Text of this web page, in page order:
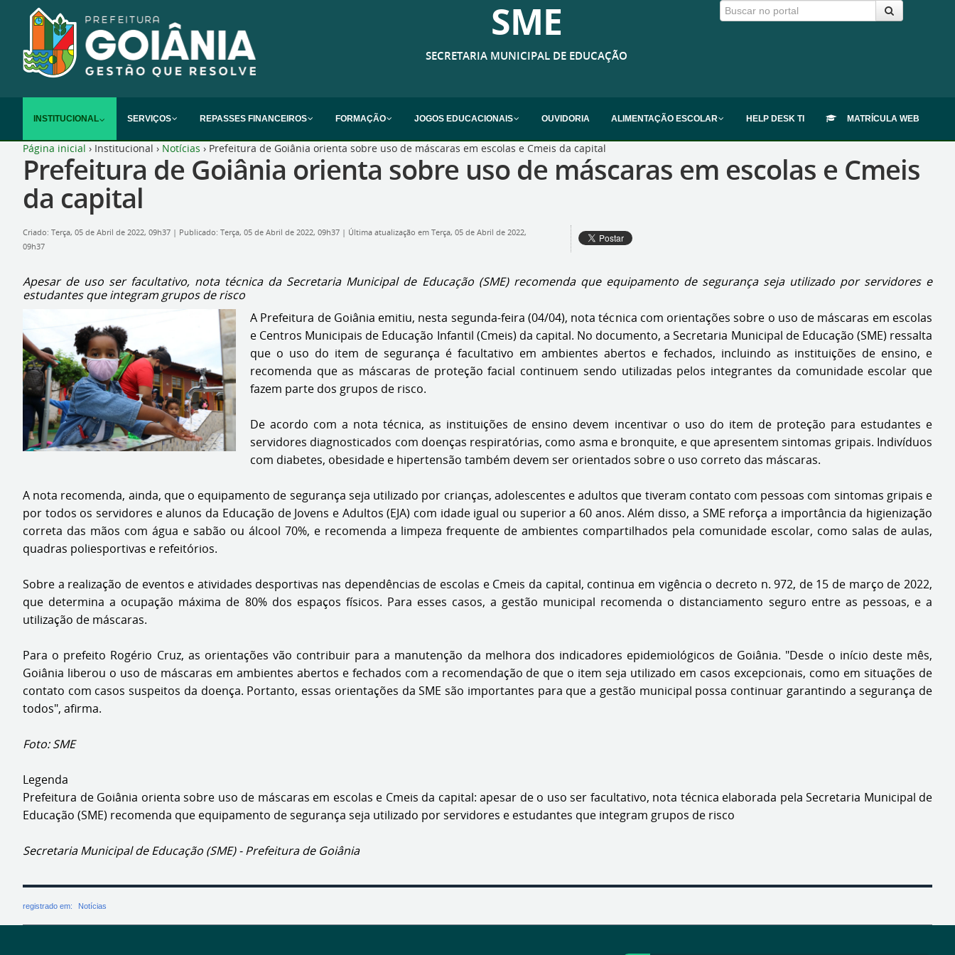
SME
SECRETARIA MUNICIPAL DE EDUCAÇÃO
INSTITUCIONAL SERVIÇOS REPASSES FINANCEIROS FORMAÇÃO JOGOS EDUCACIONAIS OUVIDORIA ALIMENTAÇÃO ESCOLAR HELP DESK TI MATRÍCULA WEB
Página inicial › Institucional › Notícias › Prefeitura de Goiânia orienta sobre uso de máscaras em escolas e Cmeis da capital
Prefeitura de Goiânia orienta sobre uso de máscaras em escolas e Cmeis
da capital
Criado: Terça, 05 de Abril de 2022, 09h37 | Publicado: Terça, 05 de Abril de 2022, 09h37 | Última atualização em Terça, 05 de Abril de 2022,
09h37
Apesar de uso ser facultativo, nota técnica da Secretaria Municipal de Educação (SME) recomenda que equipamento de segurança seja utilizado por servidores e
estudantes que integram grupos de risco
A Prefeitura de Goiânia emitiu, nesta segunda-feira (04/04), nota técnica com orientações sobre o uso de máscaras em escolas
e Centros Municipais de Educação Infantil (Cmeis) da capital. No documento, a Secretaria Municipal de Educação (SME) ressalta
que o uso do item de segurança é facultativo em ambientes abertos e fechados, incluindo as instituições de ensino, e
recomenda que as máscaras de proteção facial continuem sendo utilizadas pelos integrantes da comunidade escolar que
fazem parte dos grupos de risco.
De acordo com a nota técnica, as instituições de ensino devem incentivar o uso do item de proteção para estudantes e
servidores diagnosticados com doenças respiratórias, como asma e bronquite, e que apresentem sintomas gripais. Indivíduos
com diabetes, obesidade e hipertensão também devem ser orientados sobre o uso correto das máscaras.
A nota recomenda, ainda, que o equipamento de segurança seja utilizado por crianças, adolescentes e adultos que tiveram contato com pessoas com sintomas gripais e
por todos os servidores e alunos da Educação de Jovens e Adultos (EJA) com idade igual ou superior a 60 anos. Além disso, a SME reforça a importância da higienização
correta das mãos com água e sabão ou álcool 70%, e recomenda a limpeza frequente de ambientes compartilhados pela comunidade escolar, como salas de aulas,
quadras poliesportivas e refeitórios.
Sobre a realização de eventos e atividades desportivas nas dependências de escolas e Cmeis da capital, continua em vigência o decreto n. 972, de 15 de março de 2022,
que determina a ocupação máxima de 80% dos espaços físicos. Para esses casos, a gestão municipal recomenda o distanciamento seguro entre as pessoas, e a
utilização de máscaras.
Para o prefeito Rogério Cruz, as orientações vão contribuir para a manutenção da melhora dos indicadores epidemiológicos de Goiânia. "Desde o início deste mês,
Goiânia liberou o uso de máscaras em ambientes abertos e fechados com a recomendação de que o item seja utilizado em casos excepcionais, como em situações de
contato com casos suspeitos da doença. Portanto, essas orientações da SME são importantes para que a gestão municipal possa continuar garantindo a segurança de
todos", afirma.
Foto: SME
Legenda
Prefeitura de Goiânia orienta sobre uso de máscaras em escolas e Cmeis da capital: apesar de o uso ser facultativo, nota técnica elaborada pela Secretaria Municipal de
Educação (SME) recomenda que equipamento de segurança seja utilizado por servidores e estudantes que integram grupos de risco
Secretaria Municipal de Educação (SME) - Prefeitura de Goiânia
registrado em: Notícias